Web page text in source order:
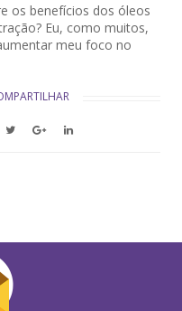
os benefícios dos óleos
Eu, como muitos,
meu foco no